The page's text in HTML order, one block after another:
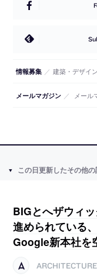
情報募集 ／ 建築・デザイ
メールマガジン ／ メール
この日更新したその他の
BIGとへザウィ
進められている
Google新本社を
ARCHITECTURE